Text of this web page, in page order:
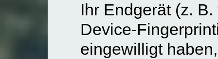
Ihr Endgerät (z. B.
Device-
eingewilligt